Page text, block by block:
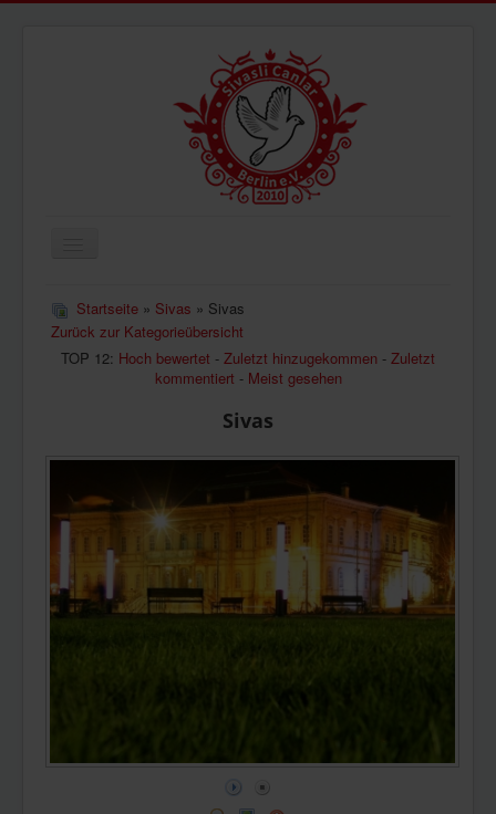
ÜBERUNS
AKTUELLES
KONTAKT
Startseite » Sivas » Sivas
Zurück zur Kategorieübersicht
TOP 12: Hoch bewertet - Zuletzt hinzugekommen - Zuletzt
kommentiert - Meist gesehen
Sivas